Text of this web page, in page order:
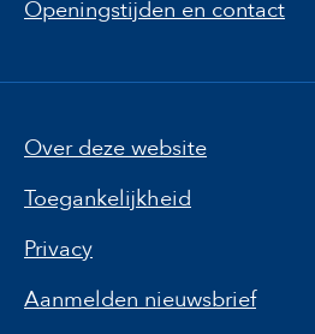
Openingstijden en contact
Over deze website
Toegankelijkheid
Privacy
Aanmelden nieuwsbrief